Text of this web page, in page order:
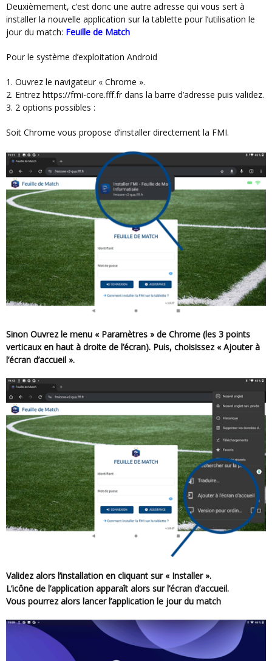
Deuxièmement, c’est donc une autre adresse qui vous sert à
installer la nouvelle application sur la tablette pour l’utilisation le
jour du match: Feuille de Match
Pour le système d’exploitation Android
1. Ouvrez le navigateur « Chrome ».
2. Entrez https://fmi-core.fff.fr dans la barre d’adresse puis validez.
3. 2 options possibles :
Soit Chrome vous propose d’installer directement la FMI.
Sinon Ouvrez le menu « Paramètres » de Chrome (les 3 points
verticaux en haut à droite de l’écran). Puis, choisissez « Ajouter à
l’écran d’accueil ».
Validez alors l’installation en cliquant sur « Installer ».
L’icône de l’application apparaît alors sur l’écran d’accueil.
Vous pourrez alors lancer l’application le jour du match